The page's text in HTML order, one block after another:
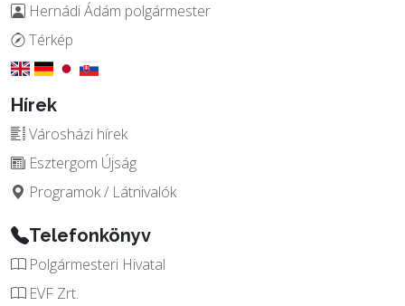
Hernádi Ádám polgármester
Térkép
Hírek
Városházi hírek
Esztergom Újság
Programok / Látnivalók
Telefonkönyv
Polgármesteri Hivatal
EVF Zrt.